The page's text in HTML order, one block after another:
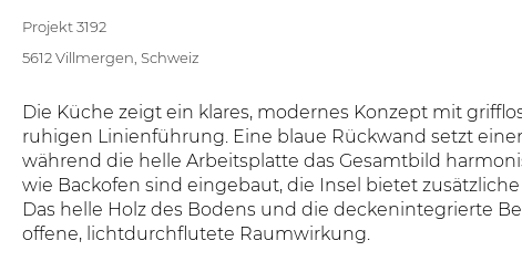
Projekt 3192
5612 Villmergen, Schweiz
Die Küche zeigt ein klares, modernes Konzept mit
ruhigen Linienführung. Eine blaue Rückwand setzt
während die helle Arbeitsplatte das Gesamtbild
wie Backofen sind eingebaut, die Insel bietet
Das helle Holz des Bodens und die deckenintegrierte
offene, lichtdurchflutete Raumwirkung.